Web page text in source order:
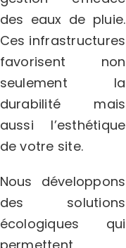
des eaux de pluie.
Ces infrastructures
favorisent non
seulement la
durabilité mais
aussi l’esthétique
de votre site.
Nous développons
des solutions
écologiques qui